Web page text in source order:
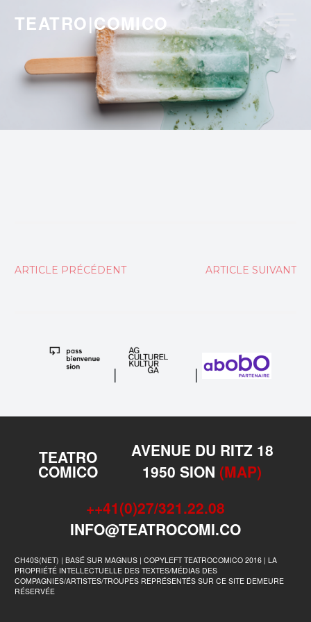
content
TEATRO|COMICO
Navigation
ARTICLE PRÉCÉDENT ARTICLE SUIVANT
| |
TEATRO
COMICO
AVENUE DU RITZ 18
1950 SION (MAP)
++41(0)27/321.22.08
INFO@TEATROCOMI.CO
CH40S(NET) | BASÉ SUR MAGNUS | COPYLEFT TEATROCOMICO 2016 | LA
PROPRIÉTÉ INTELLECTUELLE DES TEXTES/MÉDIAS DES
COMPAGNIES/ARTISTES/TROUPES REPRÉSENTÉS SUR CE SITE DEMEURE
RÉSERVÉE